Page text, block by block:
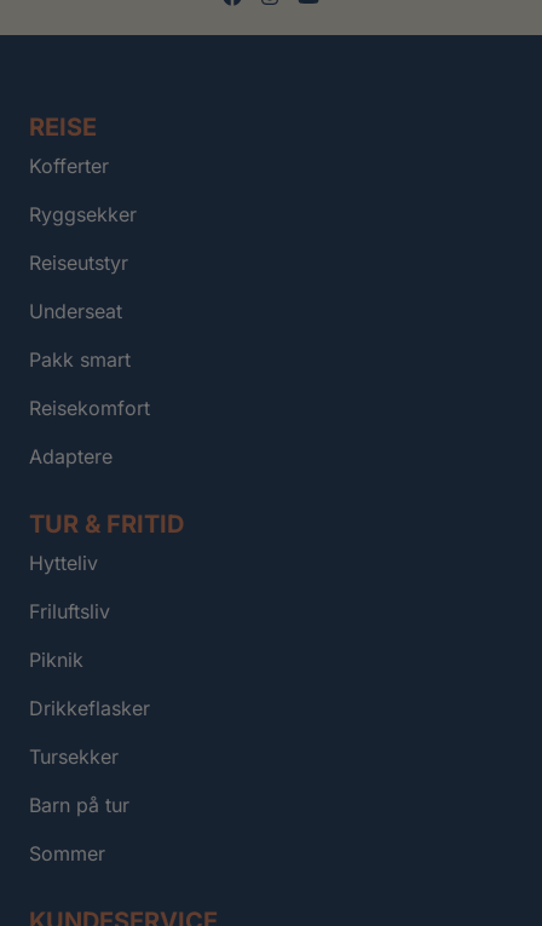
REISE
Kofferter
Ryggsekker
Reiseutstyr
Underseat
Pakk smart
Reisekomfort
Adaptere
TUR & FRITID
Hytteliv
Friluftsliv
Piknik
Drikkeflasker
Tursekker
Barn på tur
Sommer